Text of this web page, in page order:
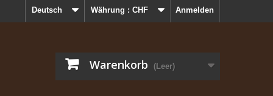
Anmelden
Währung : CHF
Deutsch
Warenkorb (Leer)